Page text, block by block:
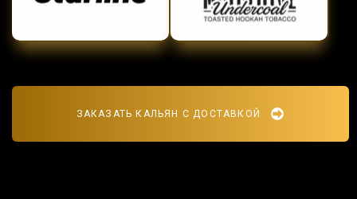
ЗАКАЗАТЬ КАЛЬЯН С ДОСТАВКОЙ